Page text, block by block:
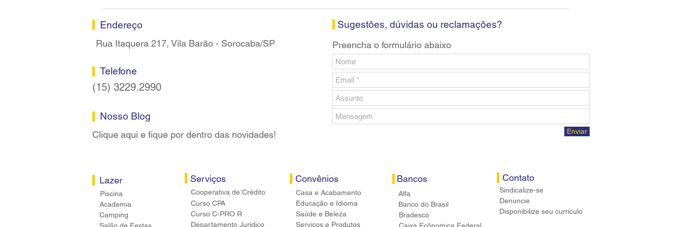
Endereço
Rua Itaquera 217, Vila Barão - Sorocaba/SP
Telefone
(15) 3229.2990
Nosso Blog
Clique aqui e fique por dentro das novidades!
Lazer
Piscina
Academia
Camping
Serviços
Cooperativa de Crédito
Curso CPA
Curso C-PRO R
Departamento Jurídico
Sugestões, dúvidas ou reclamações?
Preencha o formulário abaixo
Enviar
Convênios
Casa e Acabamento
Educação e Idioma
Saúde e Beleza
Serviços e Produtos
Bancos
Alfa
Banco do Brasil
Bradesco
Contato
Sindicalize-se
Denuncie
Disponibilize seu currículo